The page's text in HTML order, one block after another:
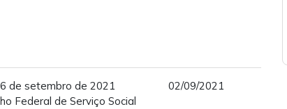
de setembro de 2021
Federal de Serviço Social
02/09/2021